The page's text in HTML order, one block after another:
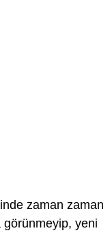
zaman zaman
görünmeyip, yeni